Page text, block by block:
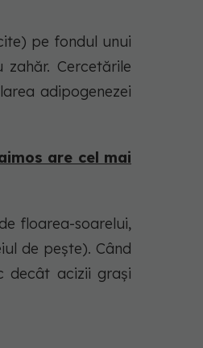
pe fondul unui
Cercetările
adipogenezei
are cel mai
floarea-soarelui,
de pește). Când
decât acizii grași